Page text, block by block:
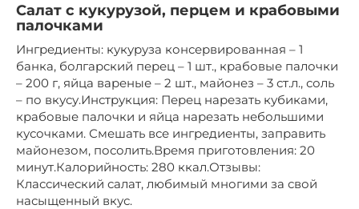
Салат с кукурузой, перцем и крабовыми
палочками
Ингредиенты: кукуруза консервированная – 1
банка, болгарский перец – 1 шт., крабовые палочки
– 200 г, яйца вареные – 2 шт., майонез – 3 ст.л., соль
– по вкусу.Инструкция: Перец нарезать кубиками,
крабовые палочки и яйца нарезать небольшими
кусочками. Смешать все ингредиенты, заправить
майонезом, посолить.Время приготовления: 20
минут.Калорийность: 280 ккал.Отзывы:
Классический салат, любимый многими за свой
насыщенный вкус.